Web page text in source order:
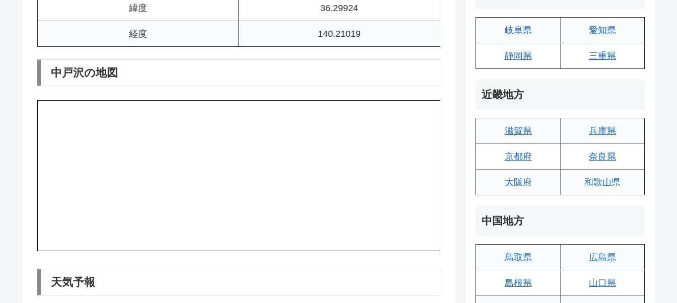
緯度 36.29924
経度 140.21019
中戸沢の地図
天気予報
岐阜県 愛知県
静岡県 三重県
近畿地方
滋賀県 兵庫県
京都府 奈良県
大阪府 和歌山県
中国地方
鳥取県 広島県
島根県 山口県